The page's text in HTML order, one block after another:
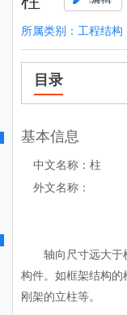
所属类别： 工程结构
目录
基本信息
中文名称：柱
外文名称：
轴向尺寸远大于
构件。如框架结构
刚架的立柱等。